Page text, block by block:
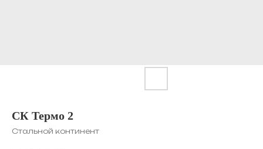
СК Термо 2
Стальной континент